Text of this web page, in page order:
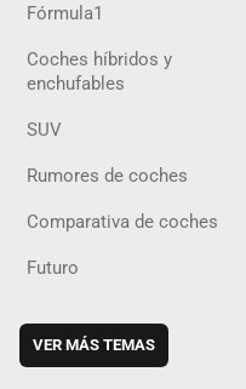
Fórmula1
Coches híbridos y
enchufables
SUV
Rumores de coches
Comparativa de coches
Futuro
VER MÁS TEMAS